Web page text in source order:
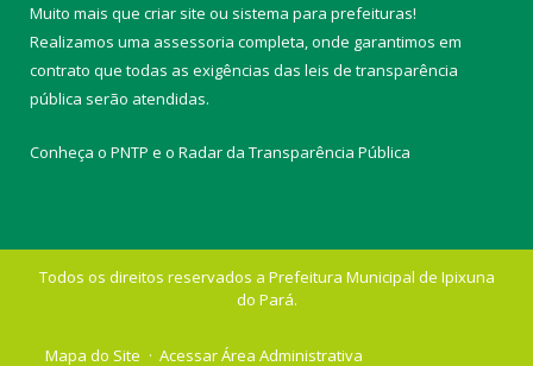
Muito mais que criar site ou sistema para prefeituras!
Realizamos uma assessoria completa, onde garantimos em
contrato que todas as exigências das leis de transparência
pública serão atendidas.
Conheça o PNTP e o Radar da Transparência Pública
Todos os direitos reservados a Prefeitura Municipal de Ipixuna
do Pará.
Mapa do Site Acessar Área Administrativa